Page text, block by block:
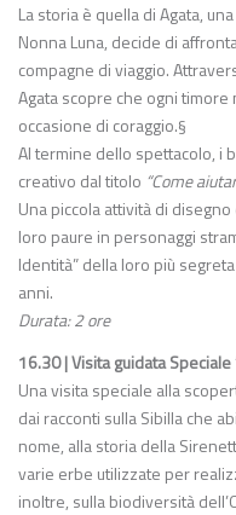
La storia è quella di Agata,
Nonna Luna, decide di
compagne di viaggio.
Agata scopre che ogni
occasione di coraggio.§
Al termine dello spettacolo, i
creativo dal titolo “Come
Una piccola attività di
loro paure in personaggi
Identità” della loro più
anni.
Durata: 2 ore
16.30 | Visita guidata
Una visita speciale alla
dai racconti sulla Sibilla che
nome, alla storia della
varie erbe utilizzate per
inoltre, sulla biodiversità